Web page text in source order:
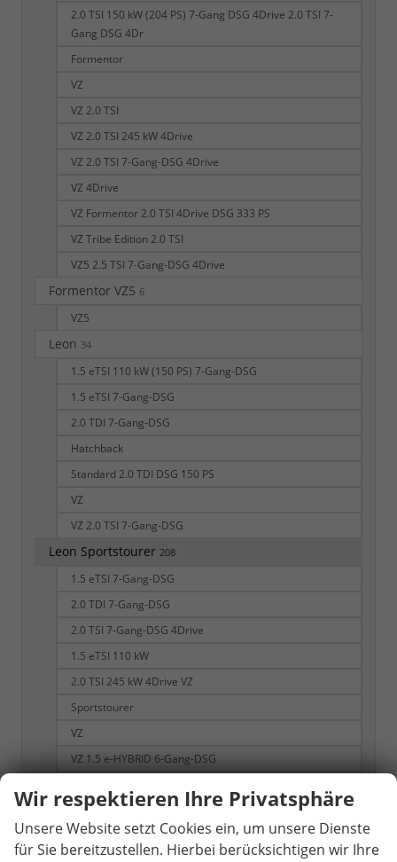
2.0 TSI 150 kW (204 PS) 7-Gang DSG 4Drive 2.0 TSI 7-
Gang DSG 4Dr
Formentor
VZ
VZ 2.0 TSI
VZ 2.0 TSI 245 kW 4Drive
VZ 2.0 TSI 7-Gang-DSG 4Drive
VZ 4Drive
VZ Formentor 2.0 TSI 4Drive DSG 333 PS
VZ Tribe Edition 2.0 TSI
VZ5 2.5 TSI 7-Gang-DSG 4Drive
Formentor VZ5 6
VZ5
Leon 34
1.5 eTSI 110 kW (150 PS) 7-Gang-DSG
1.5 eTSI 7-Gang-DSG
2.0 TDI 7-Gang-DSG
Hatchback
Standard 2.0 TDI DSG 150 PS
VZ
VZ 2.0 TSI 7-Gang-DSG
Leon Sportstourer 208
1.5 eTSI 7-Gang-DSG
2.0 TDI 7-Gang-DSG
2.0 TSI 7-Gang-DSG 4Drive
1.5 eTSI 110 kW
2.0 TSI 245 kW 4Drive VZ
Sportstourer
VZ
VZ 1.5 e-HYBRID 6-Gang-DSG
VZ 2.0 TSI 7-Gang-DSG 4Drive
Terramar 86
Wir respektieren Ihre Privatsphäre
Unsere Website setzt Cookies ein, um unsere Dienste
für Sie bereitzustellen. Hierbei berücksichtigen wir Ihre